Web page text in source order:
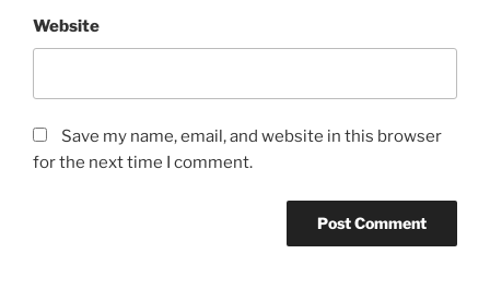
Website
Save my name, email, and website in this browser
for the next time I comment.